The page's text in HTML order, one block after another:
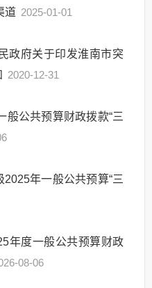
道 2025-01-01
政府关于印发淮南市突
2020-12-31
般公共预算财政拨款“三
年一般公共预算“三
年度一般公共预算财政
08-06